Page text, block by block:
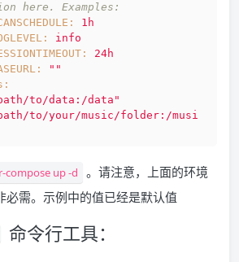
here. Examples:
1h
info
24h
""
to/data:/data"
to/your/music/folder:/musi
compose up -d
。请注意，上面的环境
必需。示例中的值已经是默认值
命令行工具：